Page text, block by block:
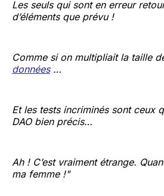
Les seuls qui sont en erreur
d’éléments que prévu !
Comme si on multipliait la taille
données…
Et les tests incriminés sont ceux
DAO bien précis…
Ah ! C’est vraiment étrange.
ma femme !"